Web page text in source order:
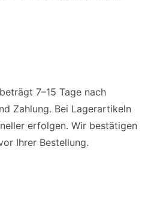
7–15 Tage nach
Zahlung. Bei Lagerartikeln
erfolgen. Wir bestätigen
Ihrer Bestellung.